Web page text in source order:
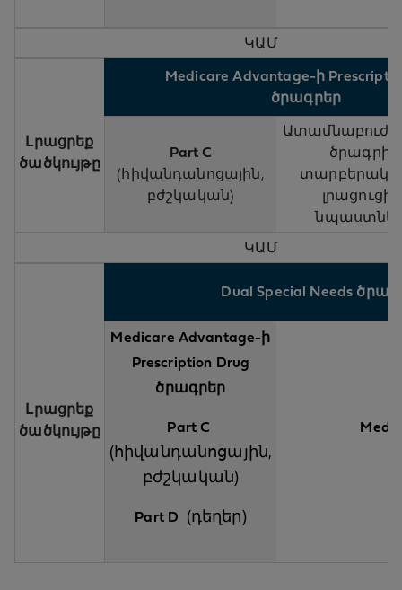
ԿԱՄ
Լրացրեք
ծածկույթը
Medicare Advantage-ի
ծրագրեր
Part C
(հիվանդանոցային,
բժշկական)
ծրագրի
լրացուցիչ
ԿԱՄ
Լրացրեք
ծածկույթը
Dual Special Needs
Medicare Advantage-ի
Prescription Drug
ծրագրեր
Part C
(հիվանդանոցային,
բժշկական)
Part D (դեղեր)